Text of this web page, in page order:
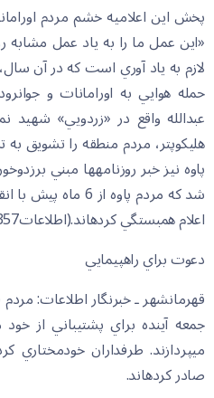
پخش اين اعلاميه خشم مردم
لازم به ياد آوري است كه در آن
عبدالله واقع در «زردويي»
هليكوپتر، مردم منطقه را تشويق
پاوه نيز خبر روزنامه‏ها مبني
شد كه مردم پاوه از
اعلام همبستگي كرده‏اند.(اطلاعات9/12/1357)
دعوت براي راهپيمايي
قهرمانشهر ـ خبرنگار اطلاعات:
جمعه آينده براي پشتيباني از
مي‏پردازند. طرفداران خودمختاري
صادر كرده‏اند.